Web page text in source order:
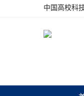
中国高校科